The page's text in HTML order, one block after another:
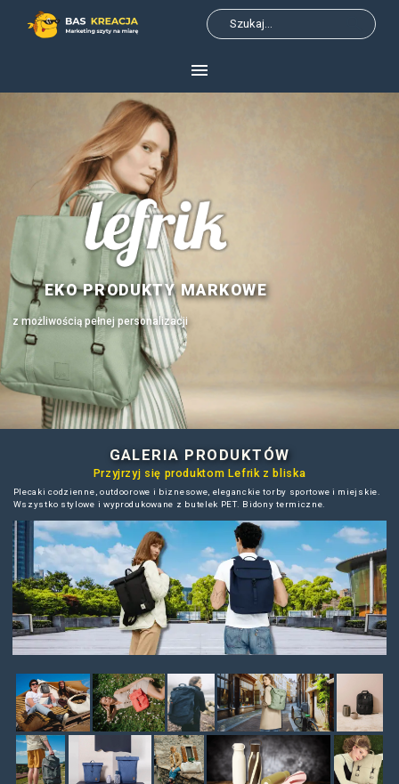
EKO PRODUKTY MARKOWE
z możliwością pełnej personalizacji
GALERIA
Przyjrzyj się produktom Lefrik z
Plecaki codzienne, outdoorowe i biznesowe, eleganckie
Wszystko stylowe i wyprodukowane z butelek PET. Bidony